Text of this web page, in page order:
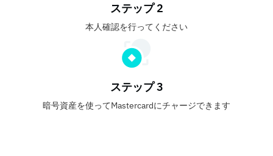
ステップ 2
本人確認を行ってください
ステップ 3
暗号資産を使ってMastercardにチャージできます